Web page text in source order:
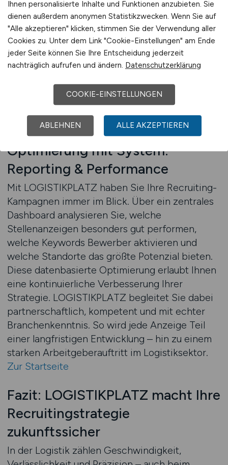
formuliert und in der Tonalität auf B2B-
Kommunikation abgestimmt. Die Texte sind
suchmaschinenfreundlich und bieten
gleichzeitig echten Informationsgehalt – eine
Seltenheit in der digitalen Jobvermarktung.
Nutzerführung zudem gestärkt und Ihr gesamter
Auftritt professionell abgerundet.
Stellenanzeigen auf LOGISTIKPLATZ schalten
Optimierung mit System:
Reporting & Performance
Mit LOGISTIKPLATZ haben Sie Ihre Recruiting-
Kampagnen immer im Blick. Über ein zentrales
Dashboard analysieren Sie, welche
Stellenanzeigen besonders gut performen,
welche Keywords Bewerber aktivieren und
welche Standorte das größte Potenzial bieten.
Diese datenbasierte Optimierung erlaubt Ihnen
eine kontinuierliche Verbesserung Ihrer
Strategie. LOGISTIKPLATZ begleitet Sie dabei
partnerschaftlich, kompetent und mit echter
Branchenkenntnis. So wird jede Anzeige Teil
einer langfristigen Entwicklung – hin zu einem
starken Arbeitgeberauftritt im Logistiksektor.
Zur Startseite
Fazit: LOGISTIKPLATZ macht Ihre
Recruitingstrategie
zukunftssicher
In der Logistik zählen Geschwindigkeit,
Ihnen personalisierte Inhalte und Funktionen anzubieten. Sie
dienen außerdem anonymen Statistikzwecken. Wenn Sie auf
"Alle akzeptieren" klicken, stimmen Sie der Verwendung aller
Cookies zu. Unter dem Link "Cookie-Einstellungen" am Ende
jeder Seite können Sie Ihre Entscheidung jederzeit
nachträglich aufrufen und ändern. Datenschutzerklärung
COOKIE-EINSTELLUNGEN
ABLEHNEN ALLE AKZEPTIEREN